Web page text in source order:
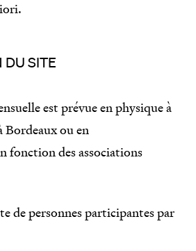
DU SITE
est prévue en physique à
Bordeaux ou en
fonction des associations
de personnes participantes par